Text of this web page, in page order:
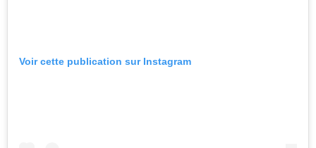
Voir cette publication sur Instagram